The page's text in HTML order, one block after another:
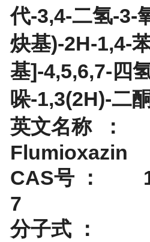
代-3,4-二氢-3-
炔基)-2H-1,4-
基]-4,5,6,7-四
哚-1,3(2H)-二
英文名称 ：
Flumioxazin
CAS号 ：
7
分子式 ：